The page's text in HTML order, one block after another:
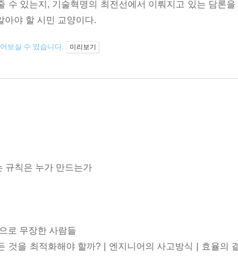
수 있는지, 기술혁명의 최전선에서 이뤄지고 있는 담론
아야 할 시민 교양이다.
보실 수 있습니다. 미리보기
규칙은 누가 만드는가
로 무장한 사람들
것을 최적화해야 할까? | 엔지니어의 사고방식 | 효율의